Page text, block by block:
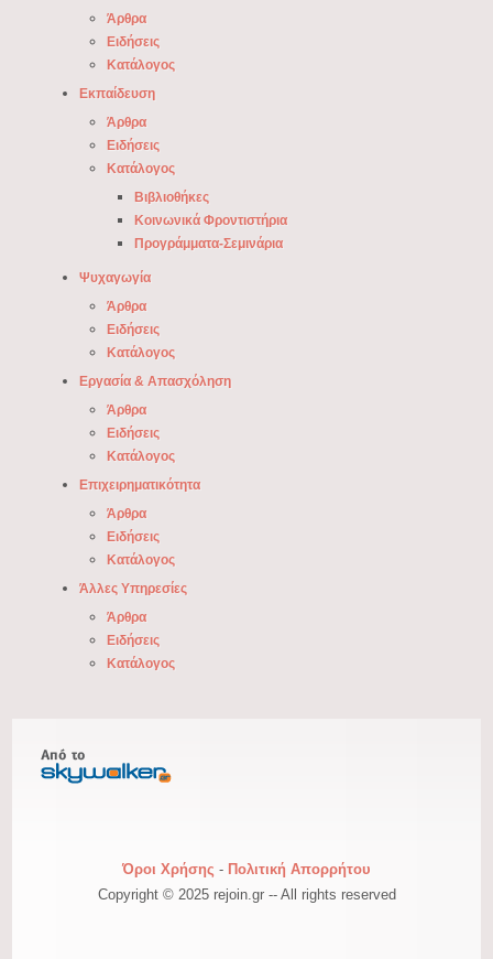
Άρθρα
Ειδήσεις
Κατάλογος
Εκπαίδευση
Άρθρα
Ειδήσεις
Κατάλογος
Βιβλιοθήκες
Κοινωνικά Φροντιστήρια
Προγράμματα-Σεμινάρια
Ψυχαγωγία
Άρθρα
Ειδήσεις
Κατάλογος
Εργασία & Απασχόληση
Άρθρα
Ειδήσεις
Κατάλογος
Επιχειρηματικότητα
Άρθρα
Ειδήσεις
Κατάλογος
Άλλες Υπηρεσίες
Άρθρα
Ειδήσεις
Κατάλογος
Όροι Χρήσης - Πολιτική Απορρήτου
Copyright © 2025 rejoin.gr -- All rights reserved